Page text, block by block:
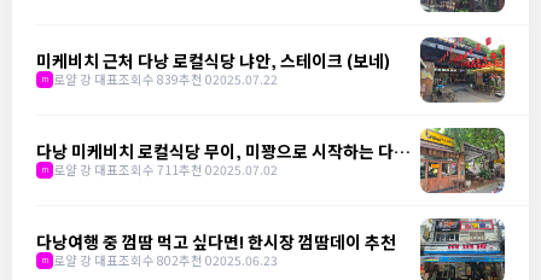
미케비치 근처 다낭 로컬식당 냐안, 스테이크 (보네)
m 로얄 강 대표조회수 839추천 02025.07.22
다낭 미케비치 로컬식당 무이, 미꽝으로 시작하는 다낭
의 하루
m 로얄 강 대표조회수 711추천 02025.07.02
다낭여행 중 껌땀 먹고 싶다면! 한시장 껌땀데이 추천
m 로얄 강 대표조회수 802추천 02025.06.23